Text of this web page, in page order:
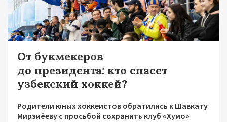
От букмекеров
до президента: кто спасет
узбекский хоккей?
Родители юных хоккеистов обратились к Шавкату
Мирзиёеву с просьбой сохранить клуб «Хумо»